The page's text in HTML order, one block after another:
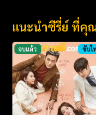
แนะนำซีรี่ย์ ที่คุ
จบแล้ว ซับไ